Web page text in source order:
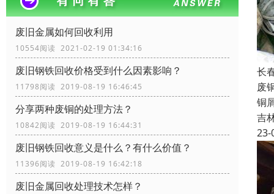
废旧金属如何回收利用
10554阅读 2021-02-19 01:34:16
废旧钢铁回收价格受到什么因素影响？
11798阅读 2019-08-19 16:46:45
分享两种废铜的处理方法？
10842阅读 2019-08-19 16:44:31
废旧钢铁回收​意义是什么？有什么价值？
11396阅读 2019-08-19 16:42:18
废旧金属回收处理技术怎样？
长
废
铜
吉
23-